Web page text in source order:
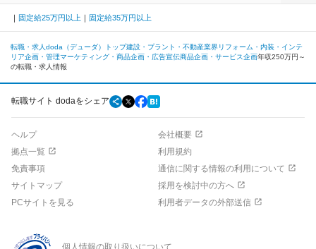
固定給25万円以上 固定給35万円以上
転職・求人doda（デューダ）トップ建設・プラント・不動産業界リフォーム・内装・インテ
リア企画・管理マーケティング・商品企画・広告宣伝商品企画・サービス企画年収250万円～
の転職・求人情報
転職サイト dodaをシェア
ヘルプ
会社概要
拠点一覧
利用規約
免責事項
通信に関する情報の利用について
サイトマップ
採用を検討中の方へ
PCサイトを見る
利用者データの外部送信
個人情報の取り扱いについて